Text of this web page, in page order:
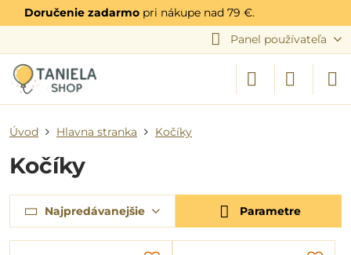
Doručenie zadarmo pri nákupe nad 79 €.
Panel používateľa
Úvod Hlavna stranka Kočíky
Kočíky
Najpredávanejšie Parametre